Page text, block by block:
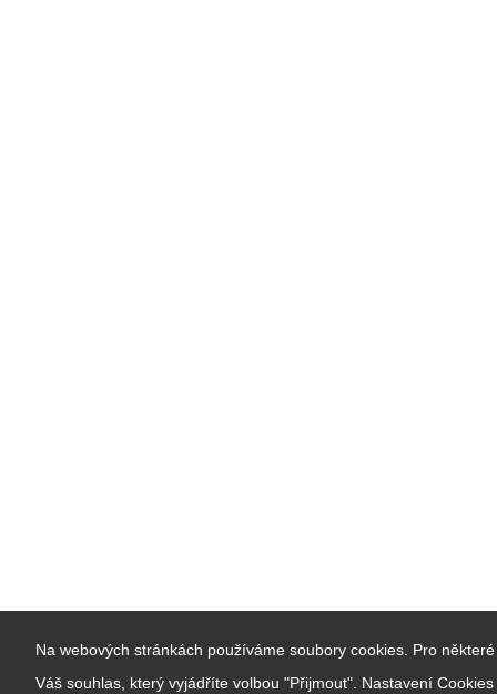
Na webových stránkách používáme soubory cookies. Pro
Váš souhlas, který vyjádříte volbou "Přijmout". Nastavení